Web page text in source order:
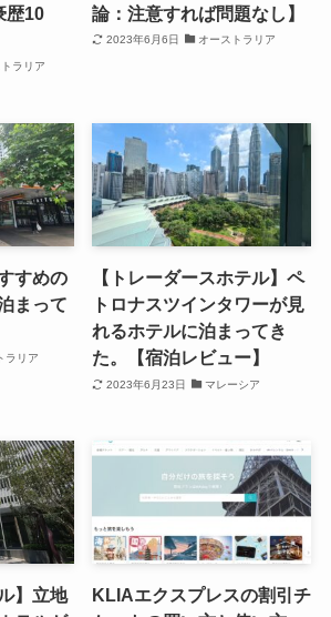
歴10
ラリア
論：注意すれば問題なし】
2023年6月6日 オーストラリア
すめの
まって
ラリア
【トレーダースホテル】ペ
トロナスツインタワーが見
れるホテルに泊まってき
た。【宿泊レビュー】
2023年6月23日 マレーシア
】立地
KLIAエクスプレスの割引チ